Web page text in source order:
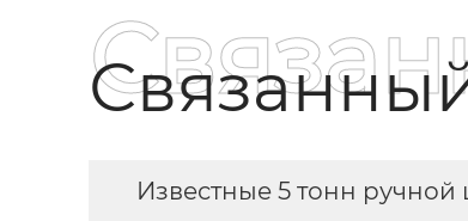
Известные 5 тонн ручной